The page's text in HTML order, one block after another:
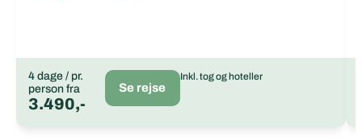
4 dage / pr.
person fra
3.490,-
Se rejse
Inkl. tog og hoteller